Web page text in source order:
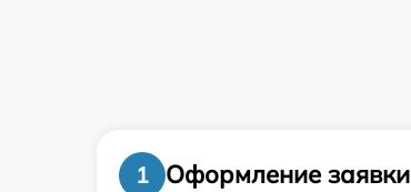
1
Оформление заявки